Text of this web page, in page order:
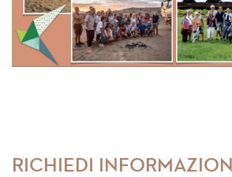
RICHIEDI INFORMAZIONI